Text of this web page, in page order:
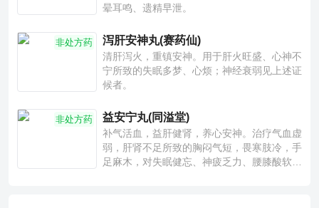
晕耳鸣、遗精早泄。
非处方药 泻肝安神丸(赛药仙)
清肝泻火，重镇安神。用于肝火旺盛、心神不
宁所致的失眠多梦、心烦；神经衰弱见上述证
候者。
非处方药 益安宁丸(同溢堂)
补气活血，益肝健肾，养心安神。治疗气血虚
弱，肝肾不足所致的胸闷气短，畏寒肢冷，手
足麻木，对失眠健忘、神疲乏力、腰膝酸软也